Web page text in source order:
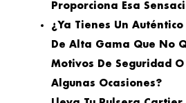
Proporciona Esa
¿Ya Tienes Un
De Alta Gama Que No
Motivos De Seguridad O
Algunas Ocasiones?